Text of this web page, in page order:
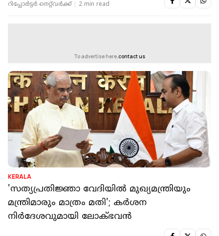
റിപ്പോർട്ടർ നെറ്റ്‌വര്‍ക്ക്‌ 2 min read
To advertise here, contact us
KERALA
'സത്യപ്രതിജ്ഞാ വേദിയില്‍ മുഖ്യമന്ത്രിയും
മന്ത്രിമാരും മാത്രം മതി'; കര്‍ശന
നിര്‍ദേശവുമായി ലോക്ഭവന്‍